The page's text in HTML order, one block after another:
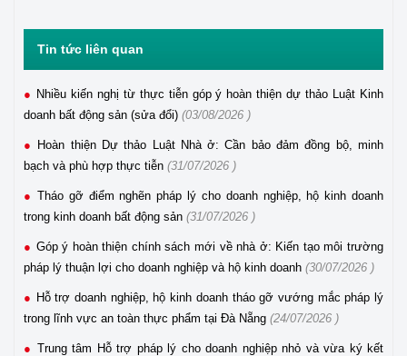
Tin tức liên quan
Nhiều kiến nghị từ thực tiễn góp ý hoàn thiện dự thảo Luật Kinh
doanh bất động sản (sửa đổi) (03/08/2026 )
Hoàn thiện Dự thảo Luật Nhà ở: Cần bảo đảm đồng bộ, minh
bạch và phù hợp thực tiễn (31/07/2026 )
Tháo gỡ điểm nghẽn pháp lý cho doanh nghiệp, hộ kinh doanh
trong kinh doanh bất động sản (31/07/2026 )
Góp ý hoàn thiện chính sách mới về nhà ở: Kiến tạo môi trường
pháp lý thuận lợi cho doanh nghiệp và hộ kinh doanh (30/07/2026 )
Hỗ trợ doanh nghiệp, hộ kinh doanh tháo gỡ vướng mắc pháp lý
trong lĩnh vực an toàn thực phẩm tại Đà Nẵng (24/07/2026 )
Trung tâm Hỗ trợ pháp lý cho doanh nghiệp nhỏ và vừa ký kết